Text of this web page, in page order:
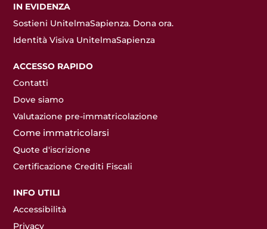
IN EVIDENZA
Sostieni UnitelmaSapienza. Dona ora.
Identità Visiva UnitelmaSapienza
ACCESSO RAPIDO
Contatti
Dove siamo
Valutazione pre-immatricolazione
Come immatricolarsi
Quote d'iscrizione
Certificazione Crediti Fiscali
INFO UTILI
Accessibilità
Privacy